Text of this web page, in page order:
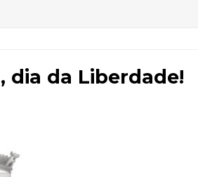
dia da Liberdade!